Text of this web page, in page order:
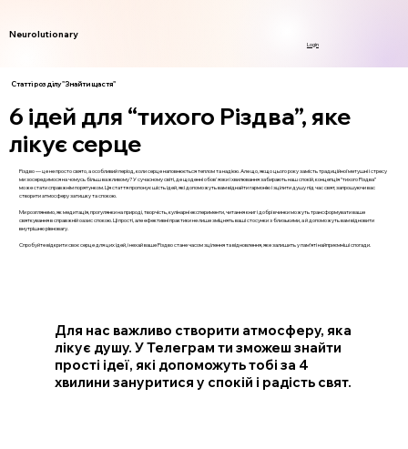
Neurolutionary
Login
Статті розділу "Знайти щастя"
6 ідей для “тихого Різдва”, яке
лікує серце
Різдво — це не просто свято, а особливий період, коли серце наповнюється теплом та надією. Але що, якщо цього року замість традиційної метушні і стресу
ми зосередимося на чомусь більш важливому? У сучасному світі, де щоденні обов'язки і хвилювання забирають наш спокій, концепція “тихого Різдва”
може стати справжнім порятунком. Ця стаття пропонує шість ідей, які допоможуть вам віднайти гармонію і зцілити душу під час свят, запрошуючи вас
створити атмосферу затишку та спокою.
Ми розглянемо, як медитація, прогулянки на природі, творчість, кулінарні експерименти, читання книг і добрі вчинки можуть трансформувати ваше
святкування в справжній оазис спокою. Ці прості, але ефективні практики не лише зміцнять ваші стосунки з близькими, а й допоможуть вам відновити
внутрішню рівновагу.
Спробуйте відкрити своє серце для цих ідей, і нехай ваше Різдво стане часом зцілення та відновлення, яке залишить у пам’яті найприємніші спогади.
Для нас важливо створити атмосферу, яка
лікує душу. У Телеграм ти зможеш знайти
прості ідеї, які допоможуть тобі за 4
хвилини зануритися у спокій і радість свят.